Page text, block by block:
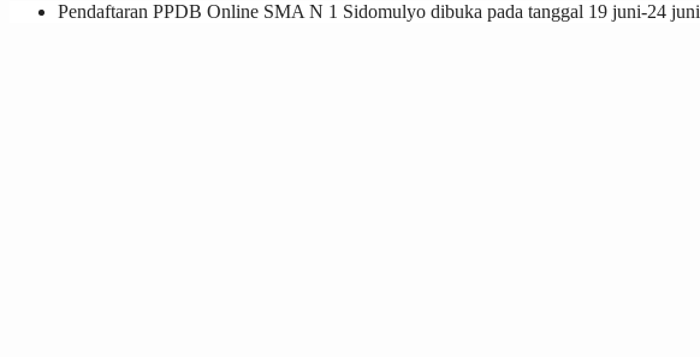
Pendaftaran PPDB Online SMA N 1 Sidomulyo dibuka pada tanggal 19 juni-24